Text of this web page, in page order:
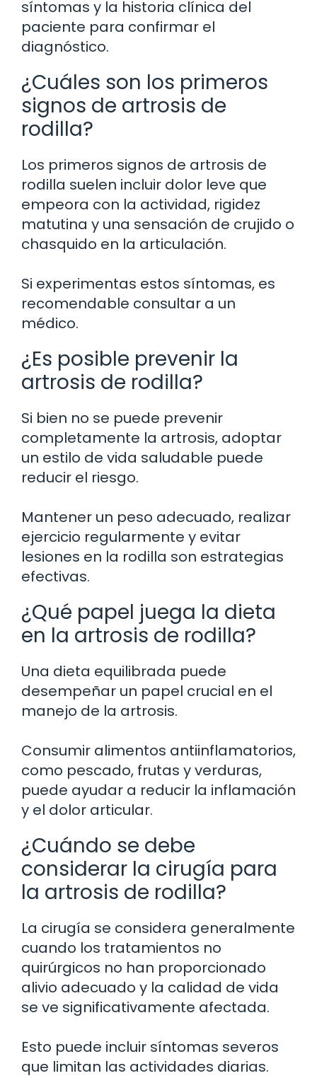
síntomas y la historia clínica del
paciente para confirmar el
diagnóstico.
¿Cuáles son los primeros
signos de artrosis de
rodilla?
Los primeros signos de artrosis de
rodilla suelen incluir dolor leve que
empeora con la actividad, rigidez
matutina y una sensación de crujido o
chasquido en la articulación.
Si experimentas estos síntomas, es
recomendable consultar a un
médico.
¿Es posible prevenir la
artrosis de rodilla?
Si bien no se puede prevenir
completamente la artrosis, adoptar
un estilo de vida saludable puede
reducir el riesgo.
Mantener un peso adecuado, realizar
ejercicio regularmente y evitar
lesiones en la rodilla son estrategias
efectivas.
¿Qué papel juega la dieta
en la artrosis de rodilla?
Una dieta equilibrada puede
desempeñar un papel crucial en el
manejo de la artrosis.
Consumir alimentos antiinflamatorios,
como pescado, frutas y verduras,
puede ayudar a reducir la inflamación
y el dolor articular.
¿Cuándo se debe
considerar la cirugía para
la artrosis de rodilla?
La cirugía se considera generalmente
cuando los tratamientos no
quirúrgicos no han proporcionado
alivio adecuado y la calidad de vida
se ve significativamente afectada.
Esto puede incluir síntomas severos
que limitan las actividades diarias.